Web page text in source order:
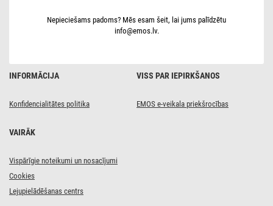
INFORMĀCIJA
Konfidencialitātes politika
VISS PAR IEPIRKŠANOS
EMOS e-veikala priekšrocības
VAIRĀK
Vispārīgie noteikumi un nosacījumi
Cookies
Lejupielādēšanas centrs
Nepieciešams padoms? Mēs esam šeit, lai jums palīdzētu
info@emos.lv.